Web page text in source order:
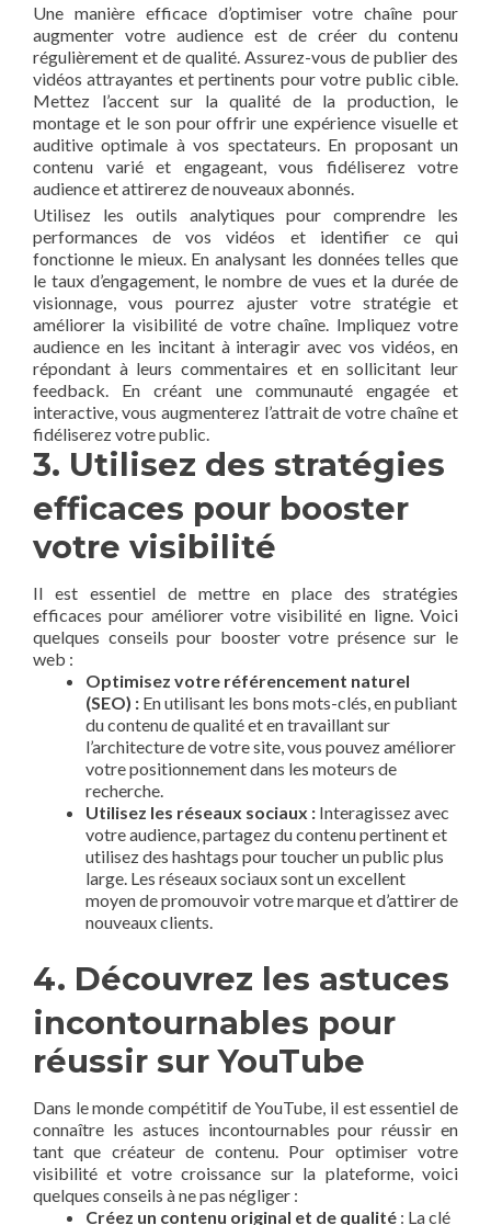
Une manière efficace d’optimiser votre chaîne pour‌
augmenter ‌votre audience est de ‍créer du contenu
régulièrement et de qualité. Assurez-vous de publier des
vidéos attrayantes​ et‌ pertinents‍ pour votre public cible.‍
Mettez l’accent sur la qualité ⁣de la production, le
montage et le son ⁣pour offrir une ⁤expérience visuelle et
auditive optimale ⁢à vos spectateurs. ⁤En ‍proposant un
contenu varié et‌ engageant, vous fidéliserez⁣ votre
audience et attirerez ⁤de​ nouveaux abonnés.
Utilisez les outils analytiques pour ‌comprendre les
performances de vos vidéos et identifier ​ce qui
fonctionne le‌ mieux. En analysant les données ⁢telles que
le taux⁤ d’engagement, le nombre⁤ de vues et‌ la durée de
‍visionnage, vous​ pourrez ajuster votre stratégie et
améliorer la visibilité de votre chaîne. Impliquez votre
audience en‌ les incitant à interagir avec‌ vos vidéos, en
répondant​ à leurs commentaires et⁢ en sollicitant leur
feedback. En créant une communauté engagée et
interactive, vous augmenterez l’attrait de⁤ votre chaîne et
fidéliserez votre public.
3.​ Utilisez des stratégies⁢
efficaces pour booster
votre visibilité
Il est essentiel de mettre en place des stratégies
efficaces pour améliorer votre ⁢visibilité en ligne. Voici
quelques ‌conseils pour ‌booster votre présence sur le
web :
Optimisez votre référencement ⁤naturel
(SEO) : En utilisant les bons mots-clés, ⁣en publiant
du contenu de qualité et en travaillant sur
‌l’architecture​ de votre site, ​vous pouvez améliorer
votre positionnement dans les moteurs‌ de‌
recherche.
Utilisez les réseaux sociaux : Interagissez avec
votre⁢ audience, ⁣partagez du⁤ contenu pertinent et
utilisez des hashtags pour ‌toucher un public plus
large. Les réseaux sociaux ‍sont un excellent​
moyen de promouvoir votre marque et d’attirer de
nouveaux clients.
4. Découvrez‍ les astuces
incontournables pour
réussir sur YouTube
Dans ⁢le monde compétitif de YouTube, il est‍ essentiel de
connaître les astuces incontournables pour réussir en
tant que ‍créateur ‍de contenu. Pour optimiser votre
visibilité ⁢et ‌votre croissance sur la ⁣plateforme,⁣ voici
quelques conseils‌ à‍ ne pas‌ négliger :
Créez​ un contenu original et⁤ de ⁢qualité : La clé